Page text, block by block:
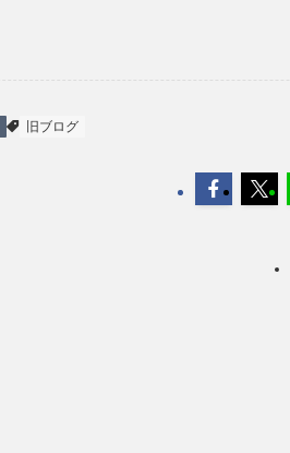
旧ブログ